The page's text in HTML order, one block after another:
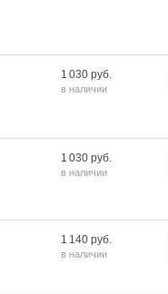
1 030 руб.
в наличии
1 030 руб.
в наличии
1 140 руб.
в наличии